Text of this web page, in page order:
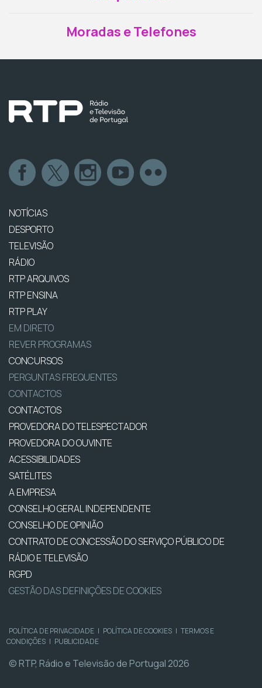
Moradas e Telefones
NOTÍCIAS
DESPORTO
TELEVISÃO
RÁDIO
RTP ARQUIVOS
RTP ENSINA
RTP PLAY
EM DIRETO
REVER PROGRAMAS
CONCURSOS
PERGUNTAS FREQUENTES
CONTACTOS
CONTACTOS
PROVEDORA DO TELESPECTADOR
PROVEDORA DO OUVINTE
ACESSIBILIDADES
SATÉLITES
A EMPRESA
CONSELHO GERAL INDEPENDENTE
CONSELHO DE OPINIÃO
CONTRATO DE CONCESSÃO DO SERVIÇO PÚBLICO DE
RÁDIO E TELEVISÃO
RGPD
GESTÃO DAS DEFINIÇÕES DE COOKIES
POLÍTICA DE PRIVACIDADE | POLÍTICA DE COOKIES | TERMOS E
CONDIÇÕES | PUBLICIDADE
© RTP, Rádio e Televisão de Portugal 2026